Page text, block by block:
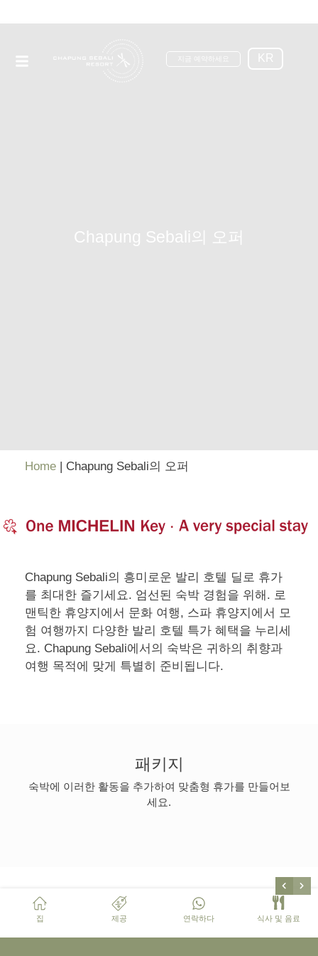
지금 예약하세요 KR
Chapung Sebali의 오퍼
Home | Chapung Sebali의 오퍼
Chapung Sebali의 흥미로운 발리 호텔 딜로 휴가
를 최대한 즐기세요. 엄선된 숙박 경험을 위해. 로
맨틱한 휴양지에서 문화 여행, 스파 휴양지에서 모
험 여행까지 다양한 발리 호텔 특가 혜택을 누리세
요. Chapung Sebali에서의 숙박은 귀하의 취향과
여행 목적에 맞게 특별히 준비됩니다.
패키지
숙박에 이러한 활동을 추가하여 맞춤형 휴가를 만들어보
세요.
집 제공 연락하다 식사 및 음료